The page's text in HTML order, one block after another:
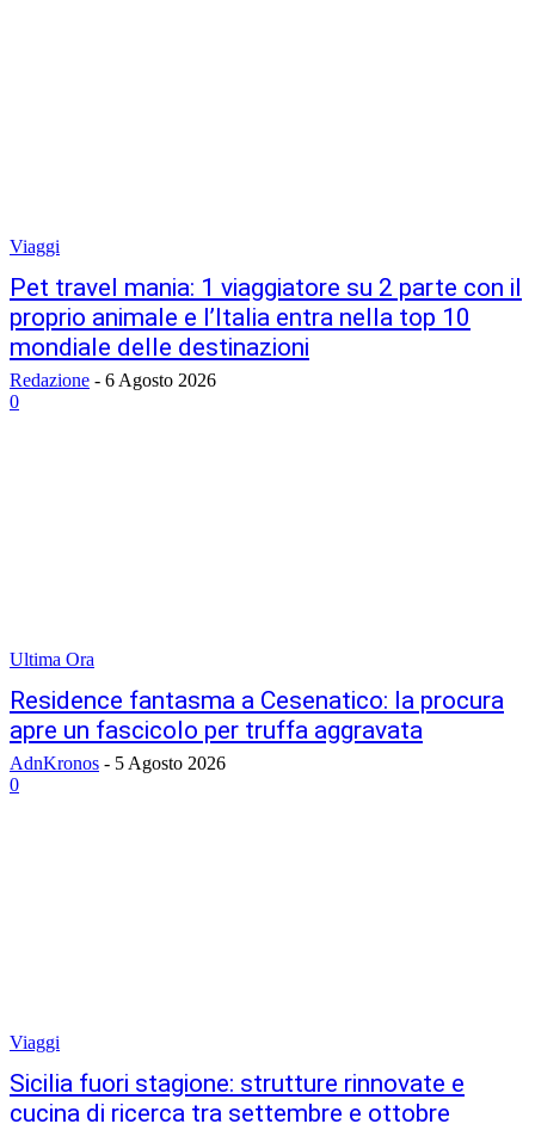
Viaggi
Pet travel mania: 1 viaggiatore su 2 parte con il
proprio animale e l’Italia entra nella top 10
mondiale delle destinazioni
Redazione - 6 Agosto 2026
0
Ultima Ora
Residence fantasma a Cesenatico: la procura
apre un fascicolo per truffa aggravata
AdnKronos - 5 Agosto 2026
0
Viaggi
Sicilia fuori stagione: strutture rinnovate e
cucina di ricerca tra settembre e ottobre